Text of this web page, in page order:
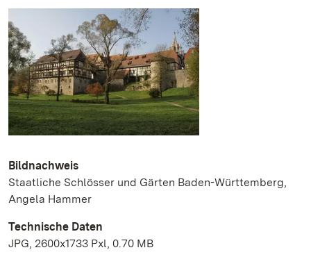
Bildnachweis
Staatliche Schlösser und Gärten Baden-Württemberg,
Angela Hammer
Technische Daten
JPG, 2600x1733 Pxl, 0.70 MB